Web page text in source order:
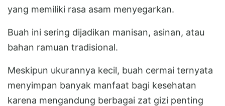
yang memiliki rasa asam menyegarkan.
Buah ini sering dijadikan manisan, asinan, atau
bahan ramuan tradisional.
Meskipun ukurannya kecil, buah cermai ternyata
menyimpan banyak manfaat bagi kesehatan
karena mengandung berbagai zat gizi penting